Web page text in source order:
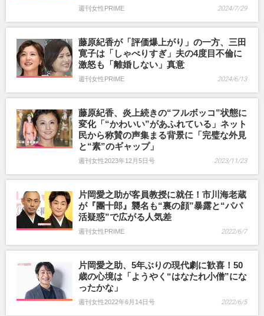
週刊女性PRIME 2024/7/29
藤原紀香が「評価爆上がり」の一方、三田
寛子は「しゃべりすぎ」夫の4度目不倫に
激怒も「離婚しない」真意
週刊女性PRIME 2024/6/13
藤原紀香、炎上続きの“フルボッコ”状態に
変化「“かわいい”があふれている」ネット
民から称賛の声集まる背景に「完璧な外見
と“素”のギャップ」
週刊女性2023年12月5日号 2023/11/23
片岡愛之助が客員教授に就任！市川海老蔵
が『團十郎』襲名も“裏の顔”暴露と“パパ
活疑惑”で広がる人気差
週刊女性PRIME 2022/6/7
片岡愛之助、5年ぶりの現代劇に歓喜！50
歳の心境は「ようやく“はなたれ小僧”にな
ったかな」
週刊女性2022年6月14日号 2022/6/5